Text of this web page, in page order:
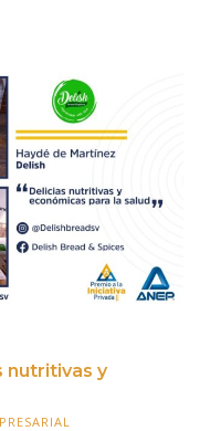
nutritivas y